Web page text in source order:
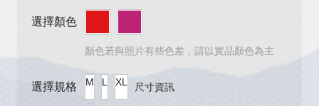
選擇顏色
顏色若與照片有些色差，請以實品顏色為主
選擇規格 M L XL 尺寸資訊